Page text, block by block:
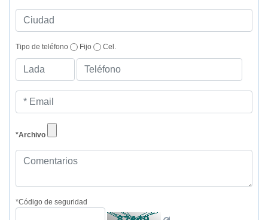
Tipo de teléfono Fijo Cel.
*Archivo
*Código de seguridad